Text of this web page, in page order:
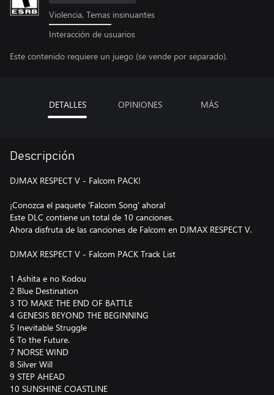
Violencia, Temas insinuantes
Interacción de usuarios
Este contenido requiere un juego (se vende por separado).
DETALLES OPINIONES MÁS
Descripción
DJMAX RESPECT V - Falcom PACK!
¡Conozca el paquete 'Falcom Song' ahora!
Este DLC contiene un total de 10 canciones.
Ahora disfruta de las canciones de Falcom en DJMAX RESPECT V.
DJMAX RESPECT V - Falcom PACK Track List
1 Ashita e no Kodou
2 Blue Destination
3 TO MAKE THE END OF BATTLE
4 GENESIS BEYOND THE BEGINNING
5 Inevitable Struggle
6 To the Future.
7 NORSE WIND
8 Silver Will
9 STEP AHEAD
10 SUNSHINE COASTLINE